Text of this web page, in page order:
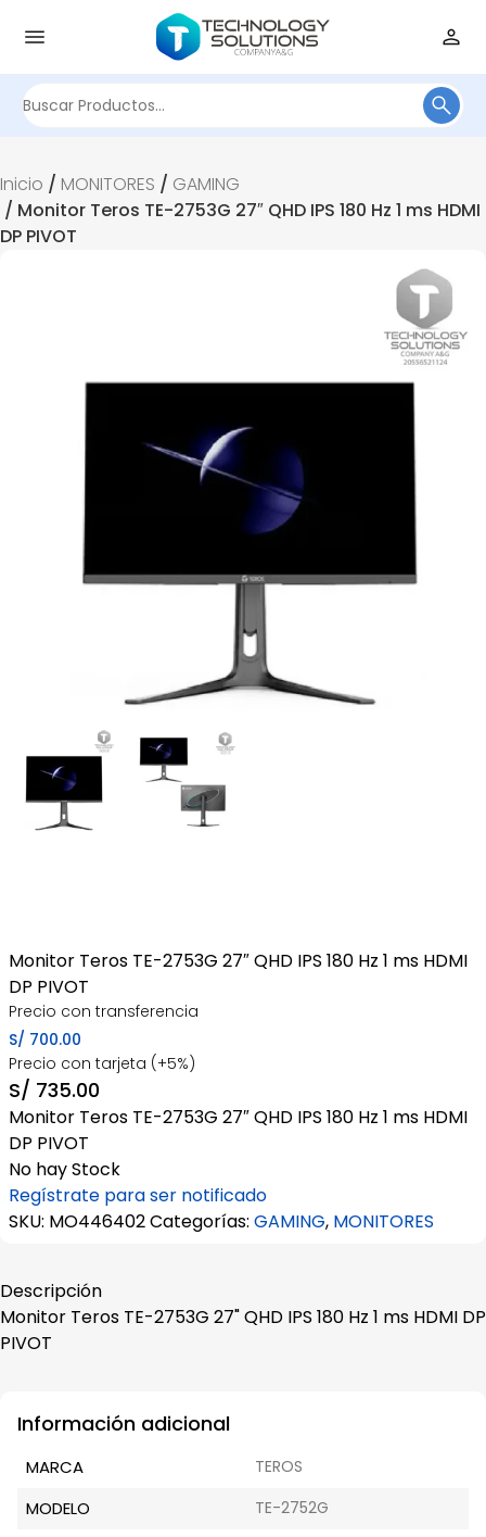
Inicio / MONITORES / GAMING
/ Monitor Teros TE-2753G 27″ QHD IPS 180 Hz 1 ms HDMI
DP PIVOT
Monitor Teros TE-2753G 27″ QHD IPS 180 Hz 1 ms HDMI
DP PIVOT
Precio con transferencia
S/ 700.00
Precio con tarjeta (+5%)
S/ 735.00
Monitor Teros TE-2753G 27″ QHD IPS 180 Hz 1 ms HDMI
DP PIVOT
No hay Stock
Regístrate para ser notificado
SKU: MO446402Categorías: GAMING, MONITORES
Descripción
Monitor Teros TE-2753G 27" QHD IPS 180 Hz 1 ms HDMI DP
PIVOT
Información adicional
MARCA TEROS
MODELO TE-2752G